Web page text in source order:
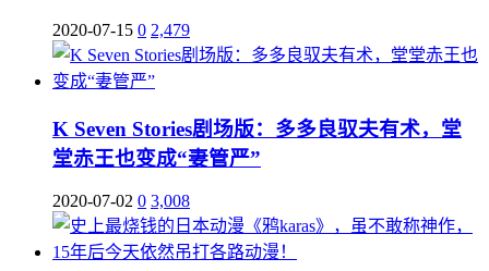
2020-07-15 0 2,479
K Seven Stories剧场版：多多良驭夫有术，堂
堂赤王也变成“妻管严”
2020-07-02 0 3,008